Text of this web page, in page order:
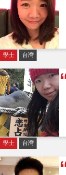
學士 台灣
學士 台灣